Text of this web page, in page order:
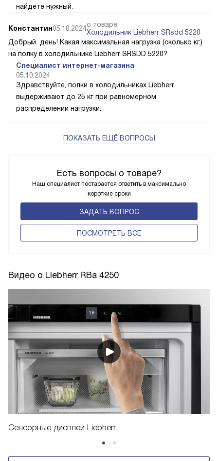
Есть вопросы о товаре?
Наш специалист постарается ответить в максимально
короткие сроки
ЗАДАТЬ ВОПРОС
ПОCМОТРЕТЬ ВСЕ
найдете нужный.
Константин05.10.2024о товаре:
Холодильник Liebherr SRsdd 5220
Добрый день! Какая максимальная нагрузка (сколько кг.)
на полку в холодильнике Liebherr SRSDD 5220?
Специалист интернет-магазина
05.10.2024
Здравствуйте, полки в холодильниках Liebherr
выдерживают до 25 кг при равномерном
распределении нагрузки.
ПОКАЗАТЬ ЕЩЁ ВОПРОСЫ
Видео о Liebherr RBa 4250
Сенсорные дисплеи Liebherr